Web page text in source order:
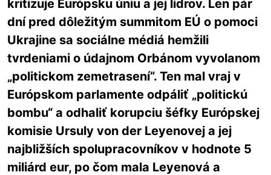
kritizuje Európsku úniu a jej lídrov. Len pár
dní pred dôležitým summitom EÚ o pomoci
Ukrajine sa sociálne médiá hemžili
tvrdeniami o údajnom Orbánom vyvolanom
„politickom zemetrasení“. Ten mal vraj v
Európskom parlamente odpáliť „politickú
bombu“ a odhaliť korupciu šéfky Európskej
komisie Ursuly von der Leyenovej a jej
najbližších spolupracovníkov v hodnote 5
miliárd eur, po čom mala Leyenová a